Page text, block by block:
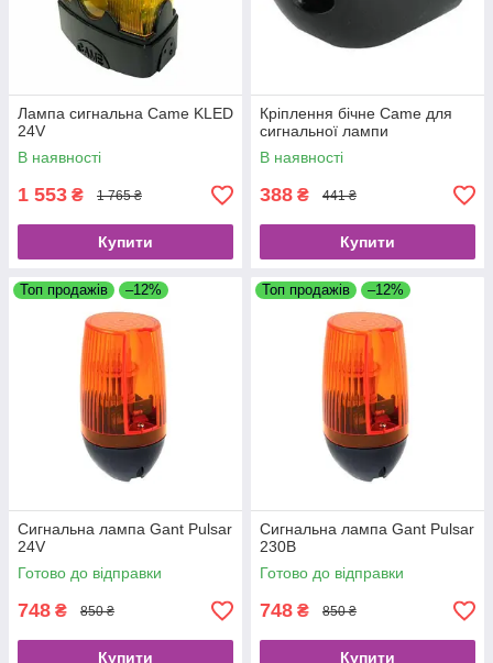
Лампа сигнальна Came KLED
24V
В наявності
1 553 ₴ 1 765 ₴
Купити
Кріплення бічне Came для
сигнальної лампи
В наявності
388 ₴ 441 ₴
Купити
Топ продажів –12%
Сигнальна лампа Gant Pulsar
24V
Готово до відправки
748 ₴ 850 ₴
Купити
Топ продажів –12%
Сигнальна лампа Gant Pulsar
230В
Готово до відправки
748 ₴ 850 ₴
Купити